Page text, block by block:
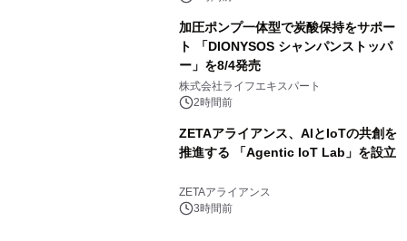
加圧ポンプ一体型で炭酸保持をサポー
ト 「DIONYSOS シャンパンストッパ
ー」を8/4発売
株式会社ライフエキスパート
2時間前
ZETAアライアンス、AIとIoTの共創を
推進する 「Agentic IoT Lab」を設立
ZETAアライアンス
3時間前